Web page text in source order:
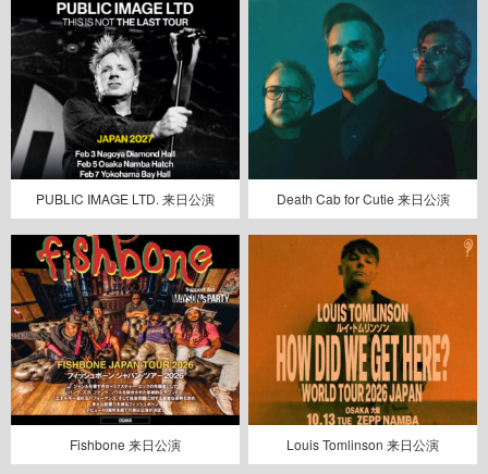
PUBLIC IMAGE LTD. 来日公演 Death Cab for Cutie 来日公演
Fishbone 来日公演 Louis Tomlinson 来日公演